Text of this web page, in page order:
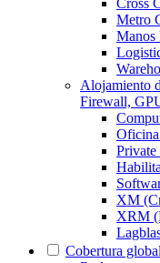
Cross
Metro
Manos
Alojamiento
Firewall,
XM
XRM
Cobertura global